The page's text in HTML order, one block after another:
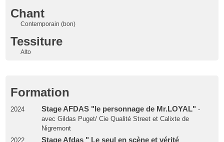
Chant
Contemporain (bon)
Tessiture
Alto
Formation
2024 Stage AFDAS "le personnage de Mr.LOYAL" -
avec Gildas Puget/ Cie Qualité Street et Calixte de
Nigremont
2022
Stage Afdas " Le seul en scène et vérité